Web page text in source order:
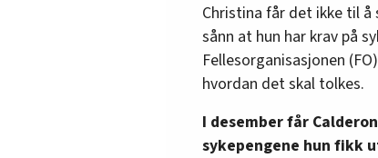
Christina får det ikke til
sånn at hun har krav på
Fellesorganisasjonen
hvordan det skal tolkes.
I desember får
sykepengene hun fikk